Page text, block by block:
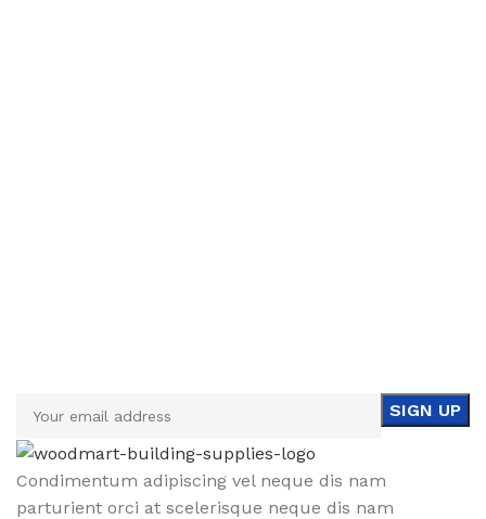
Condimentum adipiscing vel neque dis nam
parturient orci at scelerisque neque dis nam